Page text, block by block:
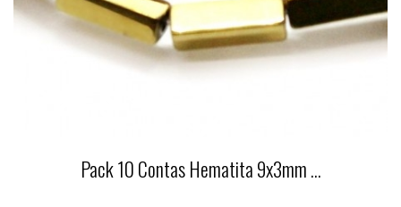
Pack 10 Contas Hematita 9x3mm ...